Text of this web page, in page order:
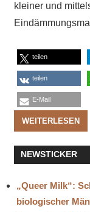
kleiner und
teilen
teilen
E-Mail
WEITERLESEN
NEWSTICKER
„Queer Milk“:
biologischer